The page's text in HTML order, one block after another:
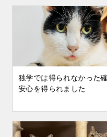
独学では得られなかった
安心を得られました